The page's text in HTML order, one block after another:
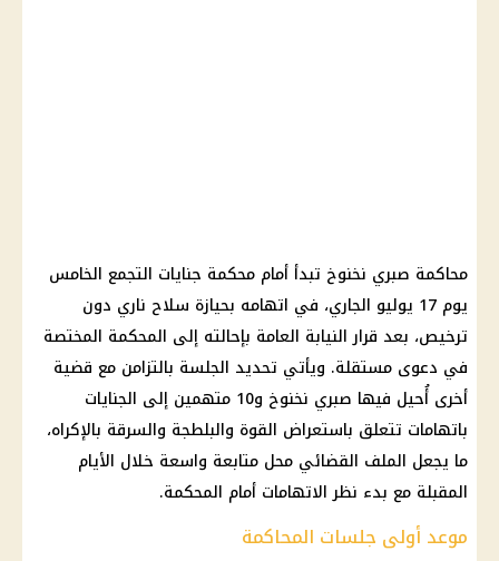
محاكمة صبري نخنوخ تبدأ أمام محكمة جنايات التجمع الخامس
يوم 17 يوليو الجاري، في اتهامه بحيازة سلاح ناري دون
ترخيص، بعد قرار النيابة العامة بإحالته إلى المحكمة المختصة
في دعوى مستقلة. ويأتي تحديد الجلسة بالتزامن مع قضية
أخرى أُحيل فيها صبري نخنوخ و10 متهمين إلى الجنايات
باتهامات تتعلق باستعراض القوة والبلطجة والسرقة بالإكراه،
ما يجعل الملف القضائي محل متابعة واسعة خلال الأيام
المقبلة مع بدء نظر الاتهامات أمام المحكمة.
موعد أولى جلسات المحاكمة